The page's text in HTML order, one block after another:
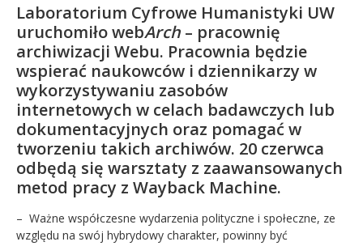
Laboratorium Cyfrowe Humanistyki UW
uruchomiło webArch – pracownię
archiwizacji Webu. Pracownia będzie
wspierać naukowców i dziennikarzy w
wykorzystywaniu zasobów
internetowych w celach badawczych lub
dokumentacyjnych oraz pomagać w
tworzeniu takich archiwów. 20 czerwca
odbędą się warsztaty z zaawansowanych
metod pracy z Wayback Machine.
– Ważne współczesne wydarzenia polityczne i społeczne, ze
względu na swój hybrydowy charakter, powinny być